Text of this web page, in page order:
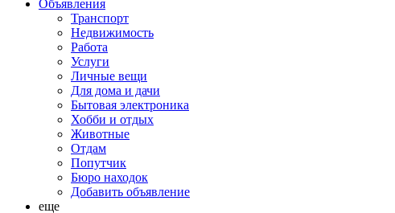
Объявления
Транспорт
Недвижимость
Работа
Услуги
Личные вещи
Для дома и дачи
Бытовая электроника
Хобби и отдых
Животные
Отдам
Попутчик
Бюро находок
Добавить объявление
еще